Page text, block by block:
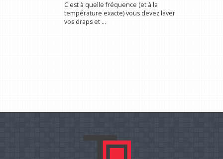
C'est à quelle fréquence (et à la
température exacte) vous devez laver
vos draps et ...